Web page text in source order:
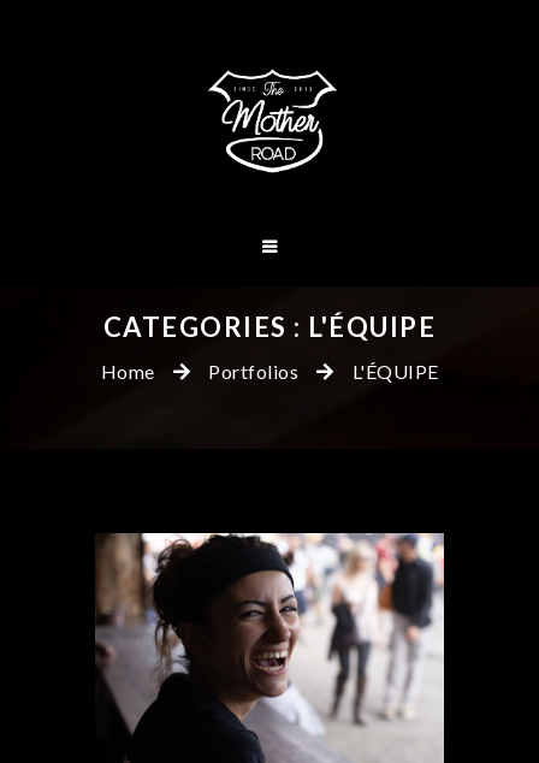
CATEGORIES : L'ÉQUIPE
Home Portfolios L'ÉQUIPE